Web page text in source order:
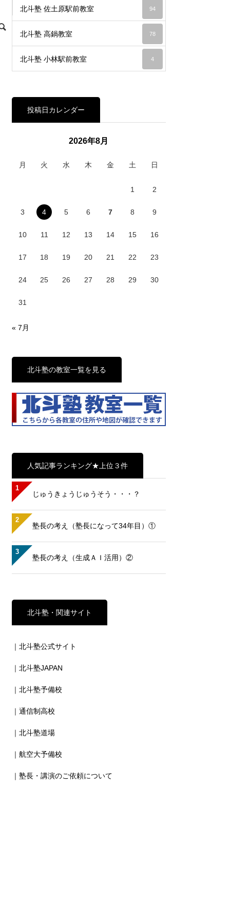
北斗塾 佐土原駅前教室 94
北斗塾 高鍋教室 78
北斗塾 小林駅前教室 4
投稿日カレンダー
2026年8月
月 火 水 木 金 土 日
1 2
3 4 5 6 7 8 9
10 11 12 13 14 15 16
17 18 19 20 21 22 23
24 25 26 27 28 29 30
31
« 7月
北斗塾の教室一覧を見る
人気記事ランキング★上位３件
1
じゅうきょうじゅうそう・・・？
2
塾長の考え（塾長になって34年目）①
3
塾長の考え（生成ＡＩ活用）②
北斗塾・関連サイト
｜北斗塾公式サイト
｜北斗塾JAPAN
｜北斗塾予備校
｜通信制高校
｜北斗塾道場
｜航空大予備校
｜塾長・講演のご依頼について